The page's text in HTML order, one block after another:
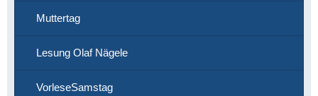
Muttertag
Lesung Olaf Nägele
VorleseSamstag